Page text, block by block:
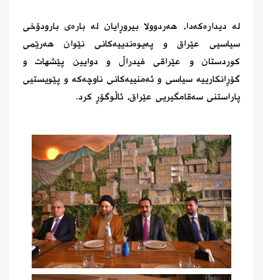
لە دیدارەكەدا، هەردوولا بیروڕایان لە بارەی بارودۆخی
سیاسیی عێراق و پەیوەندییەكانی نێوان هەرێمی
كوردستان و عێراقی فیدراڵ و دوایین پێشهات و
گۆڕانكارییە سیاسی و ئەمنییەكانی ناوچەكە و پێویستیی
پاراستنی سەقامگیریی عێراق، ئاڵوگۆڕ كرد.